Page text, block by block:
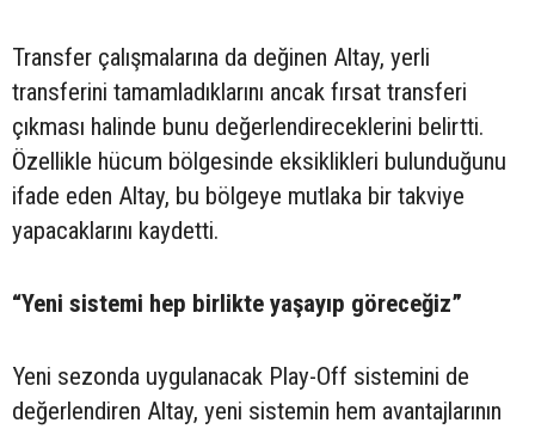
Transfer çalışmalarına da değinen Altay, yerli
transferini tamamladıklarını ancak fırsat transferi
çıkması halinde bunu değerlendireceklerini belirtti.
Özellikle hücum bölgesinde eksiklikleri bulunduğunu
ifade eden Altay, bu bölgeye mutlaka bir takviye
yapacaklarını kaydetti.
“Yeni sistemi hep birlikte yaşayıp göreceğiz”
Yeni sezonda uygulanacak Play-Off sistemini de
değerlendiren Altay, yeni sistemin hem avantajlarının